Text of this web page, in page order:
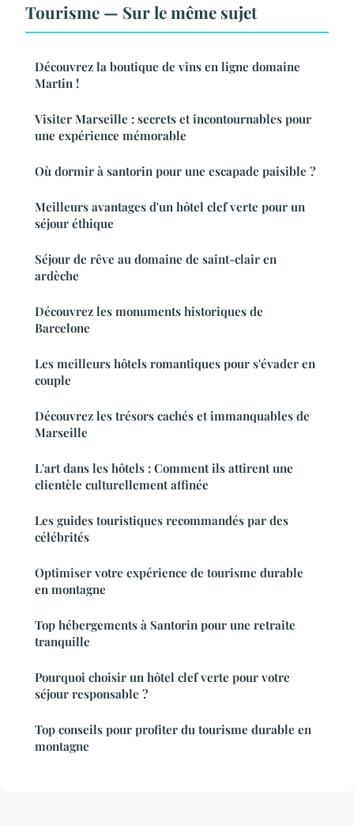
Tourisme — Sur le même sujet
Découvrez la boutique de vins en ligne domaine
Martin !
Visiter Marseille : secrets et incontournables pour
une expérience mémorable
Où dormir à santorin pour une escapade paisible ?
Meilleurs avantages d'un hôtel clef verte pour un
séjour éthique
Séjour de rêve au domaine de saint-clair en
ardèche
Découvrez les monuments historiques de
Barcelone
Les meilleurs hôtels romantiques pour s'évader en
couple
Découvrez les trésors cachés et immanquables de
Marseille
L'art dans les hôtels : Comment ils attirent une
clientèle culturellement affinée
Les guides touristiques recommandés par des
célébrités
Optimiser votre expérience de tourisme durable
en montagne
Top hébergements à Santorin pour une retraite
tranquille
Pourquoi choisir un hôtel clef verte pour votre
séjour responsable ?
Top conseils pour profiter du tourisme durable en
montagne